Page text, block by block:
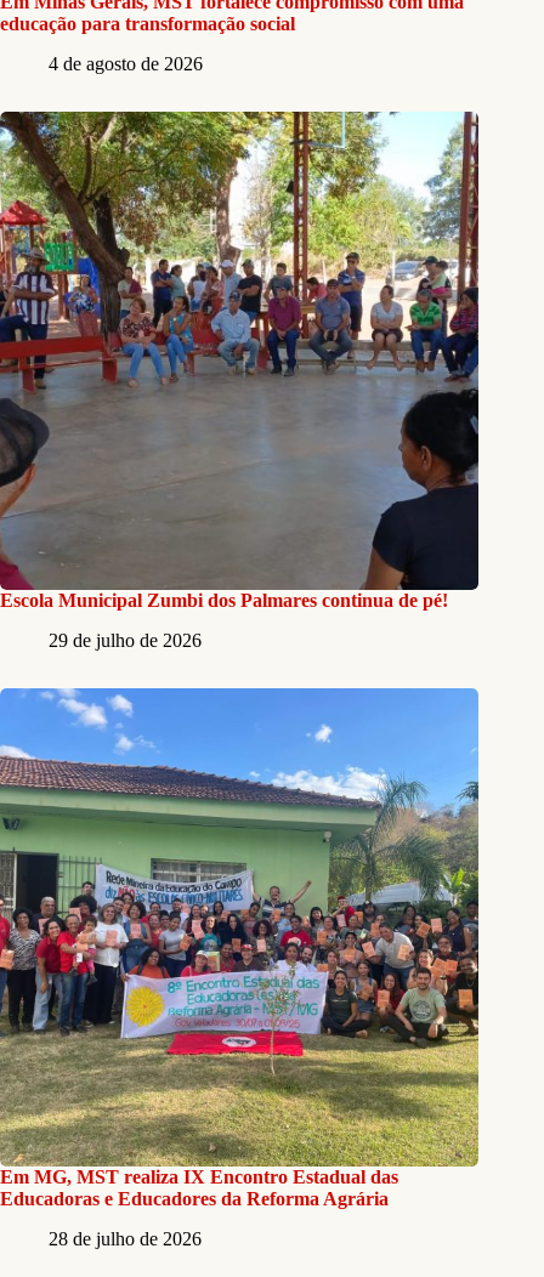
educação para transformação social
4 de agosto de 2026
Escola Municipal Zumbi dos Palmares continua de pé!
29 de julho de 2026
Em MG, MST realiza IX Encontro Estadual das
Educadoras e Educadores da Reforma Agrária
28 de julho de 2026